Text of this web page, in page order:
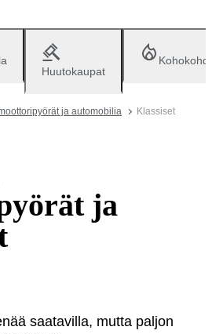
Huutokaupat
ja automobilia
Klassiset
ja
saatavilla, mutta paljon